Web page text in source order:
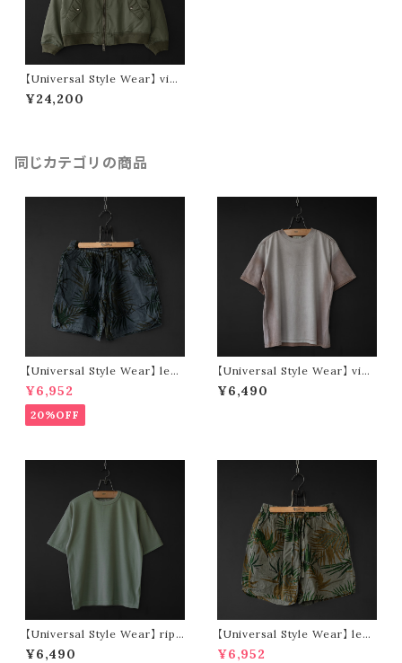
【Universal Style Wear】 vint
age style ma-1 type (olive)
¥24,200
同じカテゴリの商品
【Universal Style Wear】 leaf
short pants (black)
¥6,952
20%OFF
【Universal Style Wear】 vint
age type tee (pink)
¥6,490
【Universal Style Wear】 ripp
le stretch wide tee (green)
¥6,490
【Universal Style Wear】 leaf
short pants (olive)
¥6,952